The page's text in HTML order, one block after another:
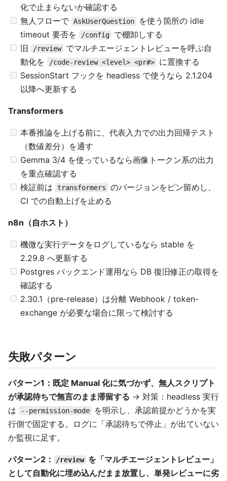
化で止まらないか確認する
無人フローで AskUserQuestion
を使う箇所の idle
timeout 要否を
/config
で棚卸しする
旧
/review
でマルチエージェントレビューを呼ぶ自
動化を
/code-review <level> <pr#>
に置換する
SessionStart フックを headless で使うなら 2.1.204
以降へ更新する
Transformers
本番推論を上げる前に、代表入力での出力回帰テスト
（数値差分）を通す
Gemma 3/4 を使っているなら画像トークン系の出力
を重点確認する
検証前は
transformers
のバージョンをピン留めし、
CI での自動上げを止める
n8n（自ホスト）
機微な実行データをログしているなら stable を
2.29.8 へ更新する
Postgres バックエンド運用なら DB 復旧修正の取得を
確認する
2.30.1（pre-release）は分離 Webhook / token-
exchange が必要な場合に限って検討する
失敗パターン
パターン1：既定 Manual 化に気づかず、無人スクリプト
が承認待ちで無言のまま滞留する → 対策：headless 実行
は
--permission-mode
を明示し、承認前提かどうかを実
行側で固定する。ログに「承認待ちで停止」が出ていない
か監視に足す。
パターン2： /review を「マルチエージェントレビュー」
として自動化に埋め込んだまま放置し、単発レビューに劣